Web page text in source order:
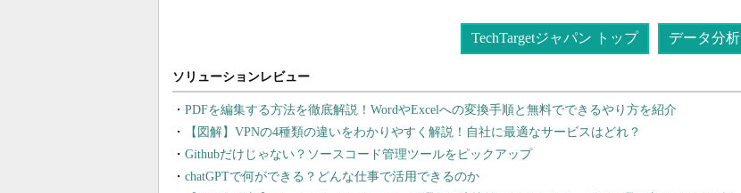
TechTargetジャパン トップ データ分析
PDFを編集する方法を徹底解説！WordやExcelへの変換手順と無料でできるやり方を紹介
【図解】VPNの4種類の違いをわかりやすく解説！自社に最適なサービスはどれ？
Githubだけじゃない？ソースコード管理ツールをピックアップ
chatGPTで何ができる？どんな仕事で活用できるのか